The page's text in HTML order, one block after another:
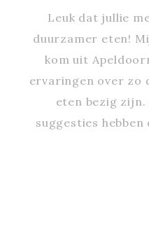
Leuk dat jullie
duurzamer eten!
kom uit
ervaringen over zo
eten bezig
suggesties